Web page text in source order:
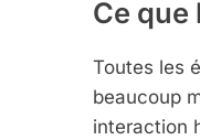
Ce que
Toutes les
beaucoup
interaction